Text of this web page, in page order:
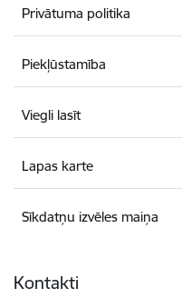
Privātuma politika
Piekļūstamība
Viegli lasīt
Lapas karte
Sīkdatņu izvēles maiņa
Kontakti